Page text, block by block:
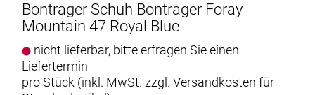
Bontrager Schuh Bontrager Foray
Mountain 47 Royal Blue
nicht lieferbar, bitte erfragen Sie einen
Liefertermin
pro Stück (inkl. MwSt. zzgl. Versandkosten für